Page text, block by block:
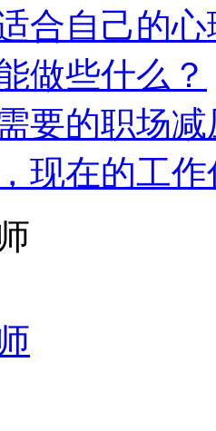
合自己的
做些什么？
要的职场
现在的工